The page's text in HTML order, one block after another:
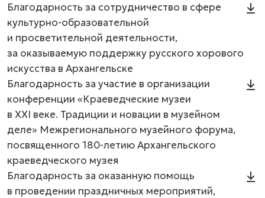
Благодарность за сотрудничество в сфере
культурно-образовательной
и просветительной деятельности,
за оказываемую поддержку русского хорового
искусства в Архангельске
Благодарность за участие в организации
конференции «Краеведческие музеи
в XXI веке. Традиции и новации в музейном
деле» Межрегионального музейного форума,
посвященного 180-летию Архангельского
краеведческого музея
Благодарность за оказанную помощь
в проведении праздничных мероприятий,